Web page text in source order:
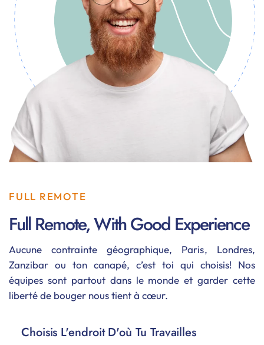
FULL REMOTE
Full Remote, With Good Experience
Aucune contrainte géographique, Paris, Londres,
Zanzibar ou ton canapé, c’est toi qui choisis! Nos
équipes sont partout dans le monde et garder cette
liberté de bouger nous tient à cœur.
Choisis L'endroit D'où Tu Travailles